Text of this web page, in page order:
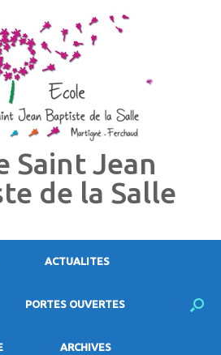
Saint Jean
de la Salle
ACTUALITES
PORTES OUVERTES
ARCHIVES